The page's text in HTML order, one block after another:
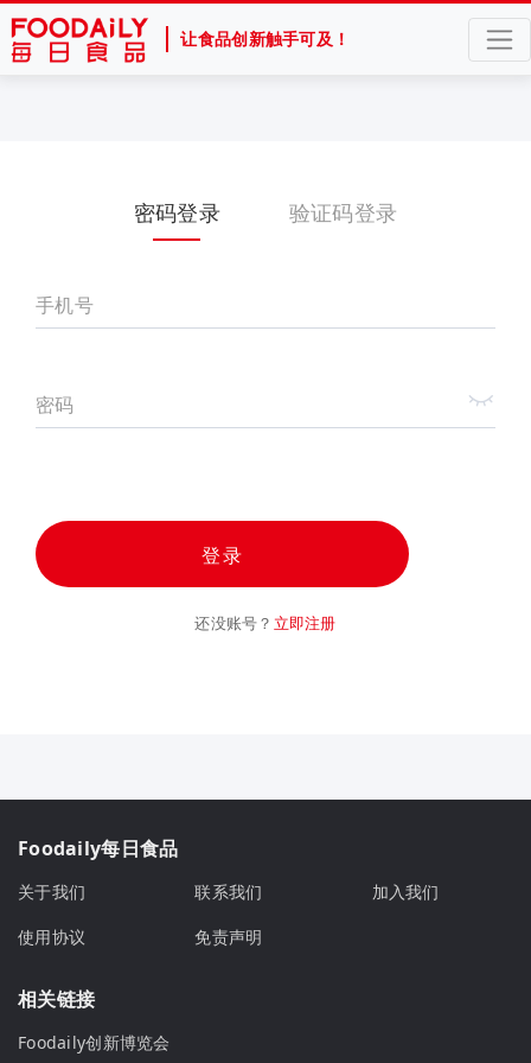
让食品创新触手可及！
密码登录 验证码登录
手机号
密码
登录
还没账号？ 立即注册
Foodaily每日食品
关于我们 联系我们
加入我们
使用协议
免责声明
相关链接
Foodaily创新博览会